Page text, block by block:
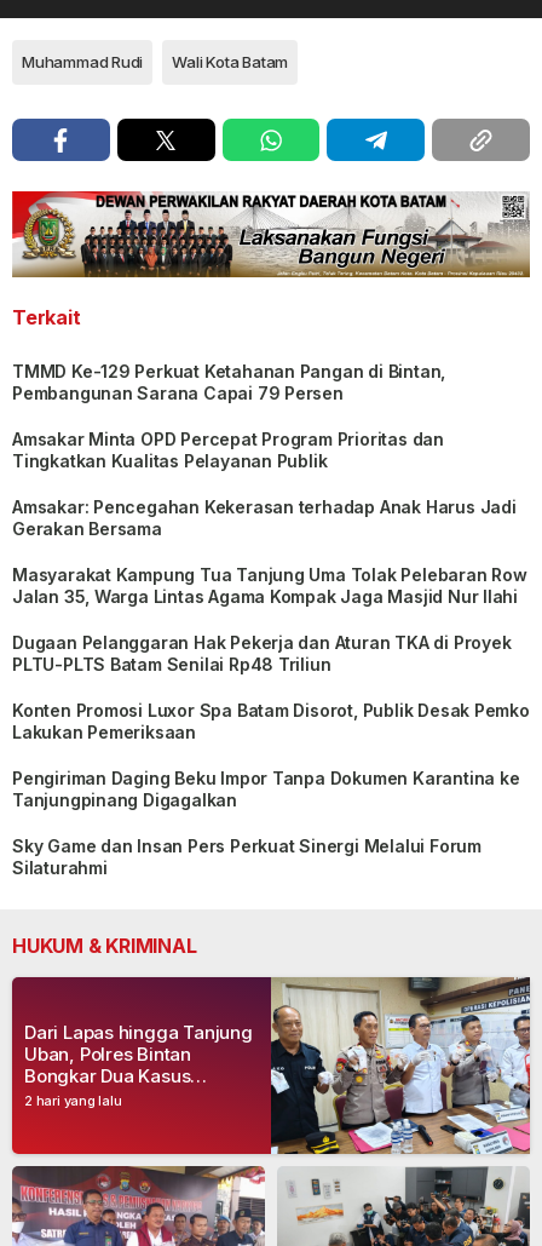
Muhammad Rudi Wali Kota Batam
Terkait
TMMD Ke-129 Perkuat Ketahanan Pangan di Bintan,
Pembangunan Sarana Capai 79 Persen
Amsakar Minta OPD Percepat Program Prioritas dan
Tingkatkan Kualitas Pelayanan Publik
Amsakar: Pencegahan Kekerasan terhadap Anak Harus Jadi
Gerakan Bersama
Masyarakat Kampung Tua Tanjung Uma Tolak Pelebaran Row
Jalan 35, Warga Lintas Agama Kompak Jaga Masjid Nur Ilahi
Dugaan Pelanggaran Hak Pekerja dan Aturan TKA di Proyek
PLTU-PLTS Batam Senilai Rp48 Triliun
Konten Promosi Luxor Spa Batam Disorot, Publik Desak Pemko
Lakukan Pemeriksaan
Pengiriman Daging Beku Impor Tanpa Dokumen Karantina ke
Tanjungpinang Digagalkan
Sky Game dan Insan Pers Perkuat Sinergi Melalui Forum
Silaturahmi
HUKUM & KRIMINAL
2 hari yang lalu
Dari Lapas hingga Tanjung
Uban, Polres Bintan
Bongkar Dua Kasus
Narkoba, Empat Tersangka